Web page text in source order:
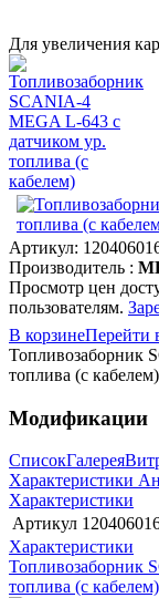
Для увеличения
Артикул:
Производитель :
Просмотр цен
пользователям.
В корзинеПерейти
Топливозаборник
топлива (с кабелем)
Модификации
СписокГалерея
Характеристики
Характеристики
Артикул
Характеристики
Топливозаборник
топлива (с кабелем)